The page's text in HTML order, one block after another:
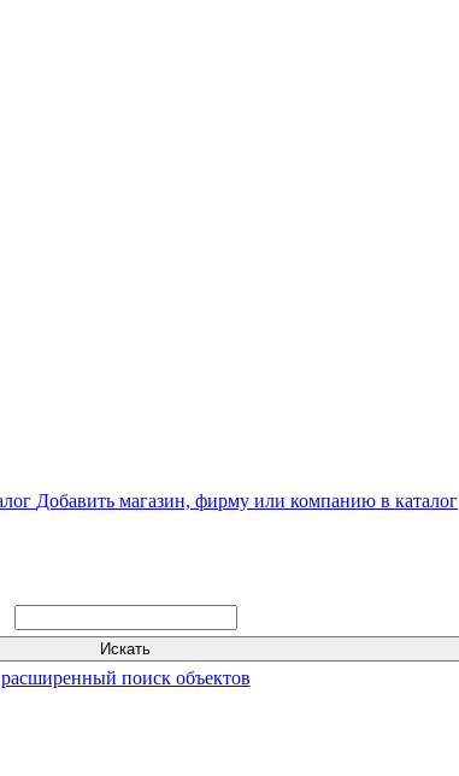
Добавить магазин, фирму или компанию в каталог
расширенный поиск объектов